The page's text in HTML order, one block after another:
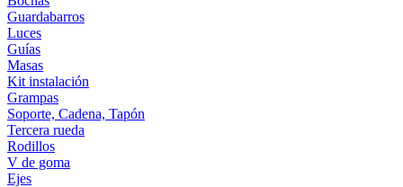
Guardabarros
Luces
Guías
Masas
Kit instalación
Grampas
Soporte, Cadena, Tapón
Tercera rueda
Rodillos
V de goma
Ejes